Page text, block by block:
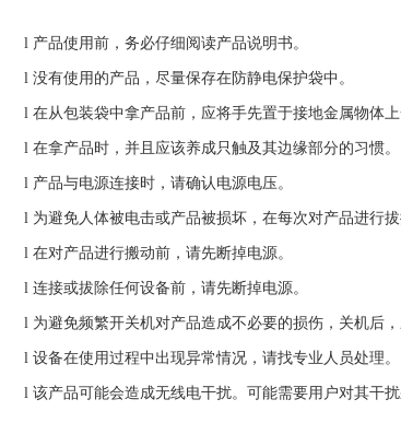
l 产品使用前，务必仔细阅读产品说明书。
l 没有使用的产品 ，尽量保存在防静电保护袋中。
l 在从包装袋中拿产品前，应将手先置于接地金属物体
l 在拿产品时，并且应该养成只触及其边缘部分的习惯。
l 产品与电源连接时，请确认电源电压。
l 为避免人体被电击或产品被损坏，在每次对产品进行
l 在对产品进行搬动前，请先断掉电源。
l 连接或拔除任何设备前，请先断掉电源。
l 为避免频繁开关机对产品造成不必要的损伤，关机后
l 设备在使用过程中出现异常情况，请找专业人员处理。
l 该产品可能会造成无线电干扰。可能需要用户对其干扰